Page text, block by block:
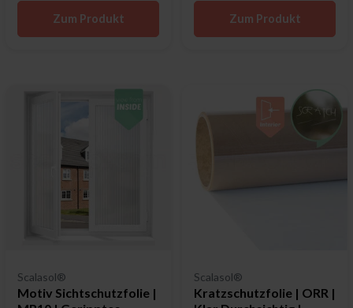
Zum Produkt Zum Produkt
Scalasol®
Motiv Sichtschutzfolie |
Scalasol®
Kratzschutzfolie | ORR |